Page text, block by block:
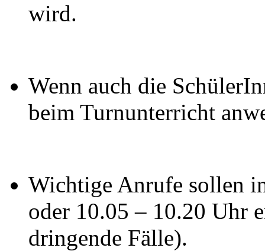
wird.
Wenn auch die
beim Turnunterricht
Wichtige Anrufe sollen
oder 10.05 – 10.20 Uhr
dringende Fälle).